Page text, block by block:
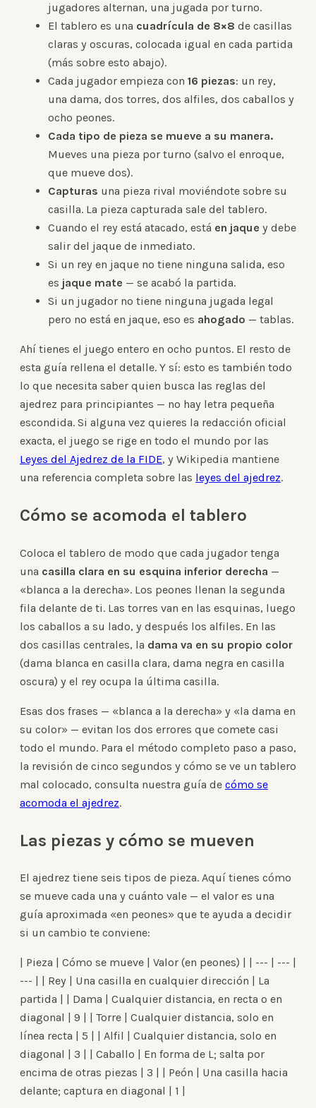
jugadores alternan, una jugada por turno.
El tablero es una cuadrícula de 8×8 de casillas
claras y oscuras, colocada igual en cada partida
(más sobre esto abajo).
Cada jugador empieza con 16 piezas: un rey,
una dama, dos torres, dos alfiles, dos caballos y
ocho peones.
Cada tipo de pieza se mueve a su manera.
Mueves una pieza por turno (salvo el enroque,
que mueve dos).
Capturas una pieza rival moviéndote sobre su
casilla. La pieza capturada sale del tablero.
Cuando el rey está atacado, está en jaque y debe
salir del jaque de inmediato.
Si un rey en jaque no tiene ninguna salida, eso
es jaque mate — se acabó la partida.
Si un jugador no tiene ninguna jugada legal
pero no está en jaque, eso es ahogado — tablas.
Ahí tienes el juego entero en ocho puntos. El resto de
esta guía rellena el detalle. Y sí: esto es también todo
lo que necesita saber quien busca las reglas del
ajedrez para principiantes — no hay letra pequeña
escondida. Si alguna vez quieres la redacción oficial
exacta, el juego se rige en todo el mundo por las
Leyes del Ajedrez de la FIDE, y Wikipedia mantiene
una referencia completa sobre las leyes del ajedrez.
Cómo se acomoda el tablero
Coloca el tablero de modo que cada jugador tenga
una casilla clara en su esquina inferior derecha —
«blanca a la derecha». Los peones llenan la segunda
fila delante de ti. Las torres van en las esquinas, luego
los caballos a su lado, y después los alfiles. En las
dos casillas centrales, la dama va en su propio color
(dama blanca en casilla clara, dama negra en casilla
oscura) y el rey ocupa la última casilla.
Esas dos frases — «blanca a la derecha» y «la dama en
su color» — evitan los dos errores que comete casi
todo el mundo. Para el método completo paso a paso,
la revisión de cinco segundos y cómo se ve un tablero
mal colocado, consulta nuestra guía de cómo se
acomoda el ajedrez.
Las piezas y cómo se mueven
El ajedrez tiene seis tipos de pieza. Aquí tienes cómo
se mueve cada una y cuánto vale — el valor es una
guía aproximada «en peones» que te ayuda a decidir
si un cambio te conviene:
| Pieza | Cómo se mueve | Valor (en peones) | | --- | --- |
--- | | Rey | Una casilla en cualquier dirección | La
partida | | Dama | Cualquier distancia, en recta o en
diagonal | 9 | | Torre | Cualquier distancia, solo en
línea recta | 5 | | Alfil | Cualquier distancia, solo en
diagonal | 3 | | Caballo | En forma de L; salta por
encima de otras piezas | 3 | | Peón | Una casilla hacia
delante; captura en diagonal | 1 |